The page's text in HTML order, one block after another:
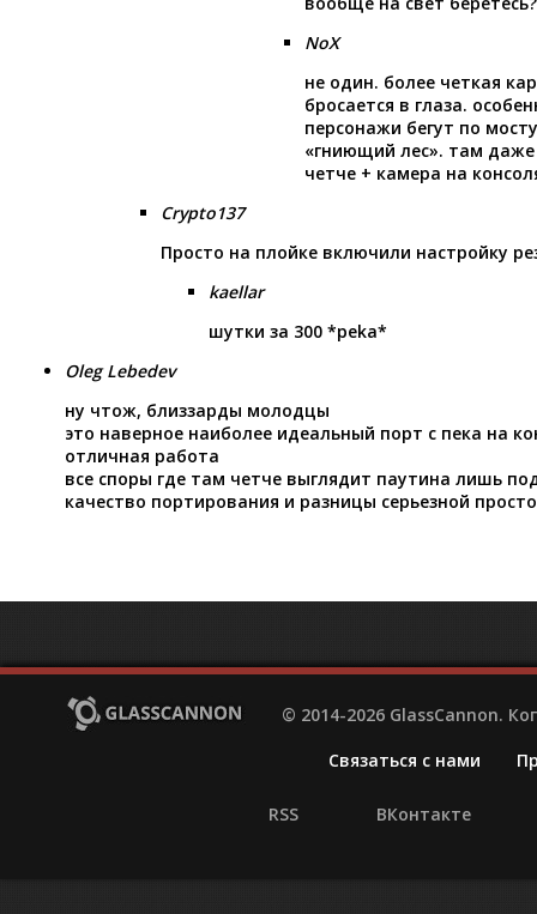
NoX
не один. более четкая
бросается в глаза.
персонажи бегут по
«гниющий лес». там
четче + камера на
Crypto137
Просто на плойке включили настройку
kaellar
шутки за 300 *peka*
Oleg Lebedev
ну чтож, близзарды молодцы
это наверное наиболее идеальный порт с пека на
отличная работа
все споры где там четче выглядит паутина лишь
качество портирования и разницы серьезной
© 2014-2026 GlassCannon.
Связаться с нами
RSS ВКонтакте